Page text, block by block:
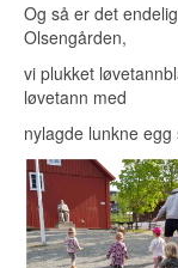
Og så er det
Olsengården,
vi plukket
løvetann med
nylagde lunkne